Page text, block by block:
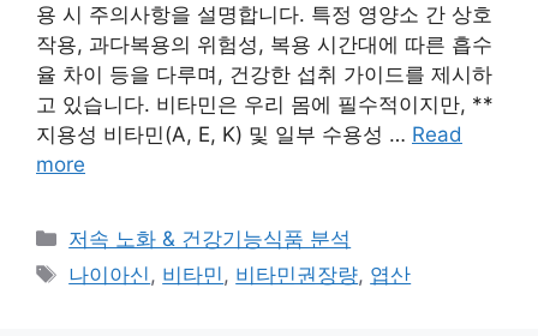
용 시 주의사항을 설명합니다. 특정 영양소 간 상호
작용, 과다복용의 위험성, 복용 시간대에 따른 흡수
율 차이 등을 다루며, 건강한 섭취 가이드를 제시하
고 있습니다. 비타민은 우리 몸에 필수적이지만, **
지용성 비타민(A, E, K) 및 일부 수용성 … Read
more
Categories
저속 노화 & 건강기능식품 분석
Tags
나이아신 , 비타민 , 비타민권장량, 엽산